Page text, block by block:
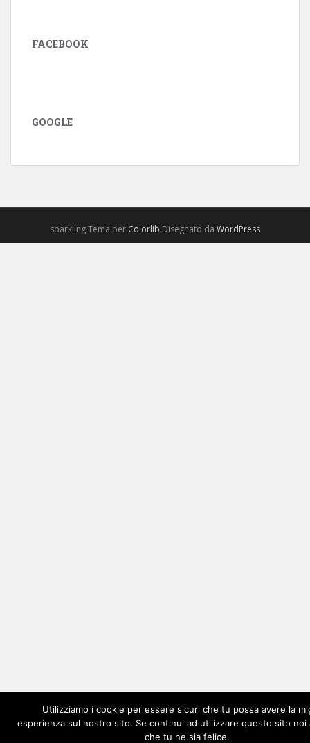
FACEBOOK
GOOGLE
sparkling Tema per Colorlib Disegnato da WordPress
Utilizziamo i cookie per essere sicuri che tu possa avere la
esperienza sul nostro sito. Se continui ad utilizzare questo sito noi
che tu ne sia felice.